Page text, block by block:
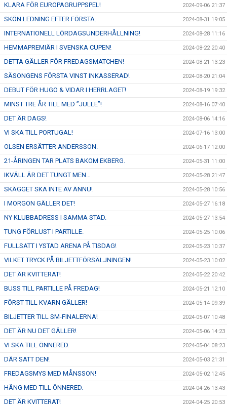
KLARA FÖR EUROPAGRUPPSPEL! 2024-09-06 21:37
SKÖN LEDNING EFTER FÖRSTA. 2024-08-31 19:05
INTERNATIONELL LÖRDAGSUNDERHÅLLNING! 2024-08-28 11:16
HEMMAPREMIÄR I SVENSKA CUPEN! 2024-08-22 20:40
DETTA GÄLLER FÖR FREDAGSMATCHEN! 2024-08-21 13:23
SÄSONGENS FÖRSTA VINST INKASSERAD! 2024-08-20 21:04
DEBUT FÖR HUGO & VIDAR I HERRLAGET! 2024-08-19 19:32
MINST TRE ÅR TILL MED ”JULLE”! 2024-08-16 07:40
DET ÄR DAGS! 2024-08-06 14:16
VI SKA TILL PORTUGAL! 2024-07-16 13:00
OLSEN ERSÄTTER ANDERSSON. 2024-06-17 12:00
21-ÅRINGEN TAR PLATS BAKOM EKBERG. 2024-05-31 11:00
IKVÄLL ÄR DET TUNGT MEN… 2024-05-28 21:47
SKÄGGET SKA INTE AV ÄNNU! 2024-05-28 10:56
I MORGON GÄLLER DET! 2024-05-27 16:18
NY KLUBBADRESS I SAMMA STAD. 2024-05-27 13:54
TUNG FÖRLUST I PARTILLE. 2024-05-25 10:06
FULLSATT I YSTAD ARENA PÅ TISDAG! 2024-05-23 10:37
VILKET TRYCK PÅ BILJETTFÖRSÄLJNINGEN! 2024-05-23 10:02
DET ÄR KVITTERAT! 2024-05-22 20:42
BUSS TILL PARTILLE PÅ FREDAG! 2024-05-21 12:10
FÖRST TILL KVARN GÄLLER! 2024-05-14 09:39
BILJETTER TILL SM-FINALERNA! 2024-05-07 10:48
DET ÄR NU DET GÄLLER! 2024-05-06 14:23
VI SKA TILL ÖNNERED. 2024-05-04 08:23
DÄR SATT DEN! 2024-05-03 21:31
FREDAGSMYS MED MÅNSSON! 2024-05-02 12:45
HÄNG MED TILL ÖNNERED. 2024-04-26 13:43
DET ÄR KVITTERAT! 2024-04-25 20:53